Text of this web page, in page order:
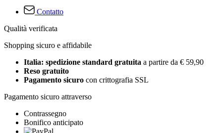
Contatto
Qualità verificata
Shopping sicuro e affidabile
Italia: spedizione standard gratuita a partire da € 59,90
Reso gratuito
Pagamento sicuro con crittografia SSL
Pagamento sicuro attraverso
Contrassegno
Bonifico anticipato